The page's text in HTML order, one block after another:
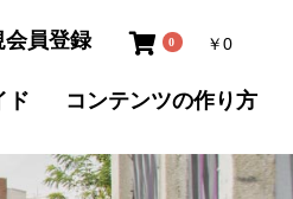
会員登録 0 ￥0
ド コンテンツの作り方